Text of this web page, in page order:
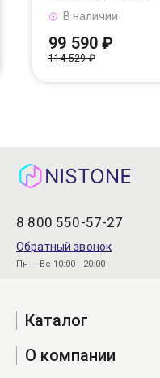
В наличии
99 590 ₽
114 529 ₽
8 800 550-57-27
Обратный звонок
Пн – Вс 10:00 - 20:00
Каталог
О компании